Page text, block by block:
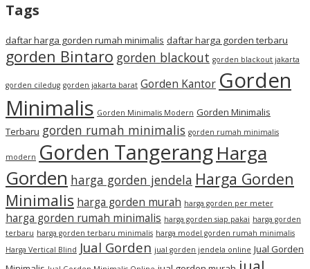
Tags
daftar harga gorden rumah minimalis daftar harga gorden terbaru
gorden Bintaro gorden blackout gorden blackout jakarta
gorden ciledug gorden jakarta barat Gorden Kantor Gorden
Minimalis Gorden Minimalis Modern Gorden Minimalis
Terbaru gorden rumah minimalis gorden rumah minimalis
modern Gorden TangerangHarga
Gorden harga gorden jendela Harga Gorden
Minimalis harga gorden murah harga gorden per meter
harga gorden rumah minimalis harga gorden siap pakai harga gorden
terbaru harga gorden terbaru minimalis harga model gorden rumah minimalis
Harga Vertical Blind Jual Gorden jual gorden jendela online Jual Gorden